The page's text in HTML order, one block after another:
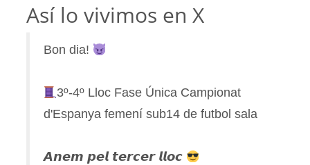
Así lo vivimos en X
Bon dia!
3º-4º Lloc Fase Única Campionat
d'Espanya femení sub14 de futbol sala
𝘼𝙣𝙚𝙢 𝙥𝙚𝙡 𝙩𝙚𝙧𝙘𝙚𝙧 𝙡𝙡𝙤𝙘